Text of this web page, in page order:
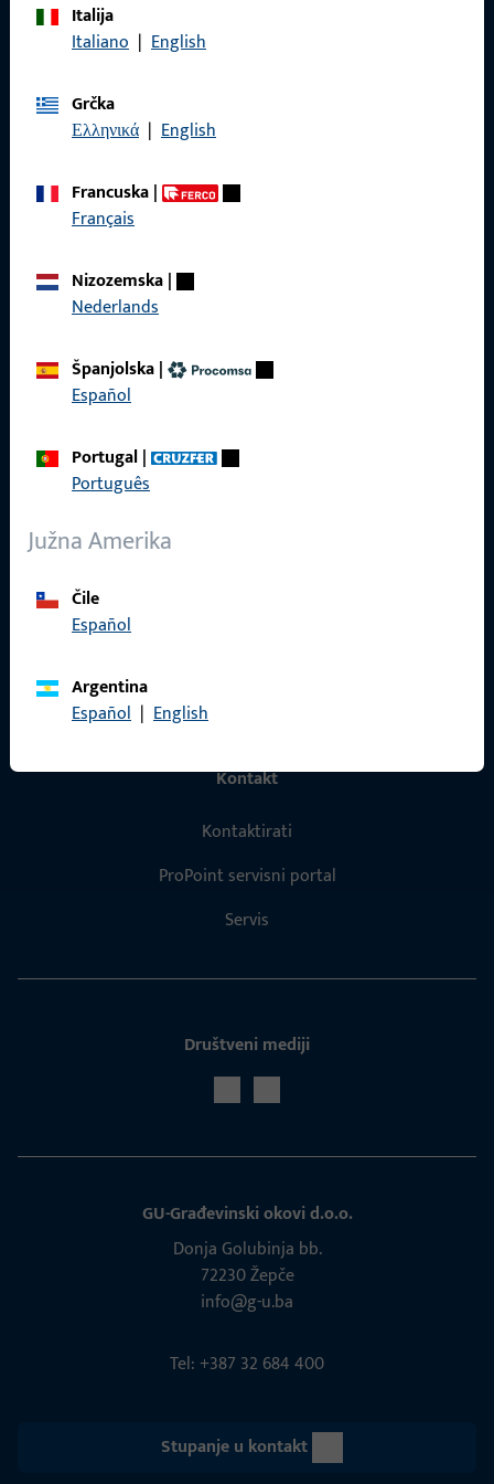
Nazovite nas
Italija
Italiano | English
Grčka
Ελληνικά | English
Francuska|
Français
Nizozemska|
Nederlands
Španjolska|
Español
Portugal|
Português
Južna Amerika
Čile
Español
Argentina
Español | English
Impressum
Opći uvjeti poslovanja
Kontakt
Kontaktirati
ProPoint servisni portal
Servis
Društveni mediji
GU-Građevinski okovi d.o.o.
Donja Golubinja bb.
72230 Žepče
info@g-u.ba
Tel: +387 32 684 400
Stupanje u kontakt